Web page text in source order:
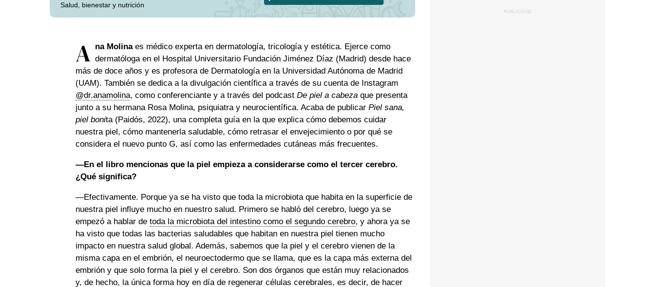
Salud, bienestar y nutrición
A na Molinaes médico experta en dermatología, tricología y estética. Ejerce como
dermatóloga en el Hospital Universitario Fundación Jiménez Díaz (Madrid) desde hace
más de doce años y es profesora de Dermatología en la Universidad Autónoma de Madrid
(UAM). También se dedica a la divulgación científica a través de su cuenta de Instagram
@dr.anamolina, como conferenciante y a través del podcast De piel a cabezaque presenta
junto a su hermana Rosa Molina, psiquiatra y neurocientífica. Acaba de publicar Piel sana,
piel bonita (Paidós, 2022), una completa guía en la que explica cómo debemos cuidar
nuestra piel, cómo mantenerla saludable, cómo retrasar el envejecimiento o por qué se
considera el nuevo punto G, así como las enfermedades cutáneas más frecuentes.
—En el libro mencionas que la piel empieza a considerarse como el tercer cerebro.
¿Qué significa?
—Efectivamente. Porque ya se ha visto que toda la microbiota que habita en la superficie de
nuestra piel influye mucho en nuestro salud. Primero se habló del cerebro, luego ya se
empezó a hablar de toda la microbiota del intestino como el segundo cerebro, y ahora ya se
ha visto que todas las bacterias saludables que habitan en nuestra piel tienen mucho
impacto en nuestra salud global. Además, sabemos que la piel y el cerebro vienen de la
misma capa en el embrión, el neuroectodermo que se llama, que es la capa más externa del
embrión y que solo forma la piel y el cerebro. Son dos órganos que están muy relacionados
y, de hecho, la única forma hoy en día de regenerar células cerebrales, es decir, de hacer